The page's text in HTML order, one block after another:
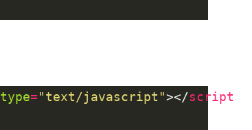
type="text/javascript"></script